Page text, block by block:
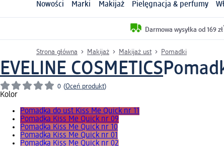
Nowości Marki Makijaż Pielęgnacja & perfumy
Darmowa wysyłka od 169 zł
Strona główna Makijaż Makijaż ust Pomadki
EVELINE COSMETICS
0 (Oceń produkt)
Kolor
Pomadka do ust Kiss Me Quick nr 11
Pomadka Kiss Me Quick nr 09
Pomadka Kiss Me Quick nr 10
Pomadka Kiss Me Quick nr 01
Pomadka Kiss Me Quick nr 02